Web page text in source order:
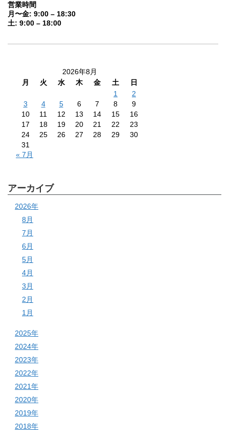
営業時間
月〜金: 9:00 – 18:30
土: 9:00 – 18:00
2026年8月
月
火 水 木 金 土
日
1
2
3
4 5 6 7 8
9
10
11 12 13 14 15
16
17
18 19 20 21 22
23
24
25 26 27 28 29
30
31
« 7月
アーカイブ
2026年
8月
7月
6月
5月
4月
3月
2月
1月
2025年
2024年
2023年
2022年
2021年
2020年
2019年
2018年